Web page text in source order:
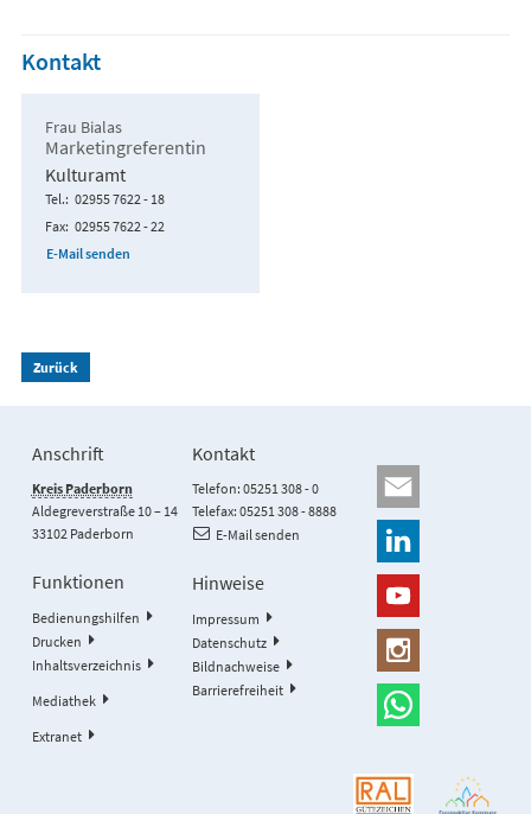
Kontakt
Frau Bialas
Marketingreferentin
Kulturamt
Tel. 02955 7622 - 18
Fax 02955 7622 - 22
E-Mail senden
Zurück
Anschrift
Kreis Paderborn
Aldegreverstraße 10 – 14
33102 Paderborn
Kontakt
Telefon: 05251 308 - 0
Telefax: 05251 308 - 8888
E-Mail senden
Funktionen
Bedienungshilfen
Drucken
Inhaltsverzeichnis
Mediathek
Extranet
Hinweise
Impressum
Datenschutz
Bildnachweise
Barrierefreiheit